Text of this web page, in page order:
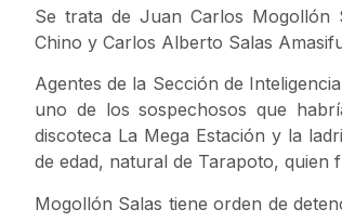
Se trata de Juan Carlos Mogollón
Chino y Carlos Alberto Salas
Agentes de la Sección de
uno de los sospechosos que
discoteca La Mega Estación y la
de edad, natural de Tarapoto,
Mogollón Salas tiene orden de